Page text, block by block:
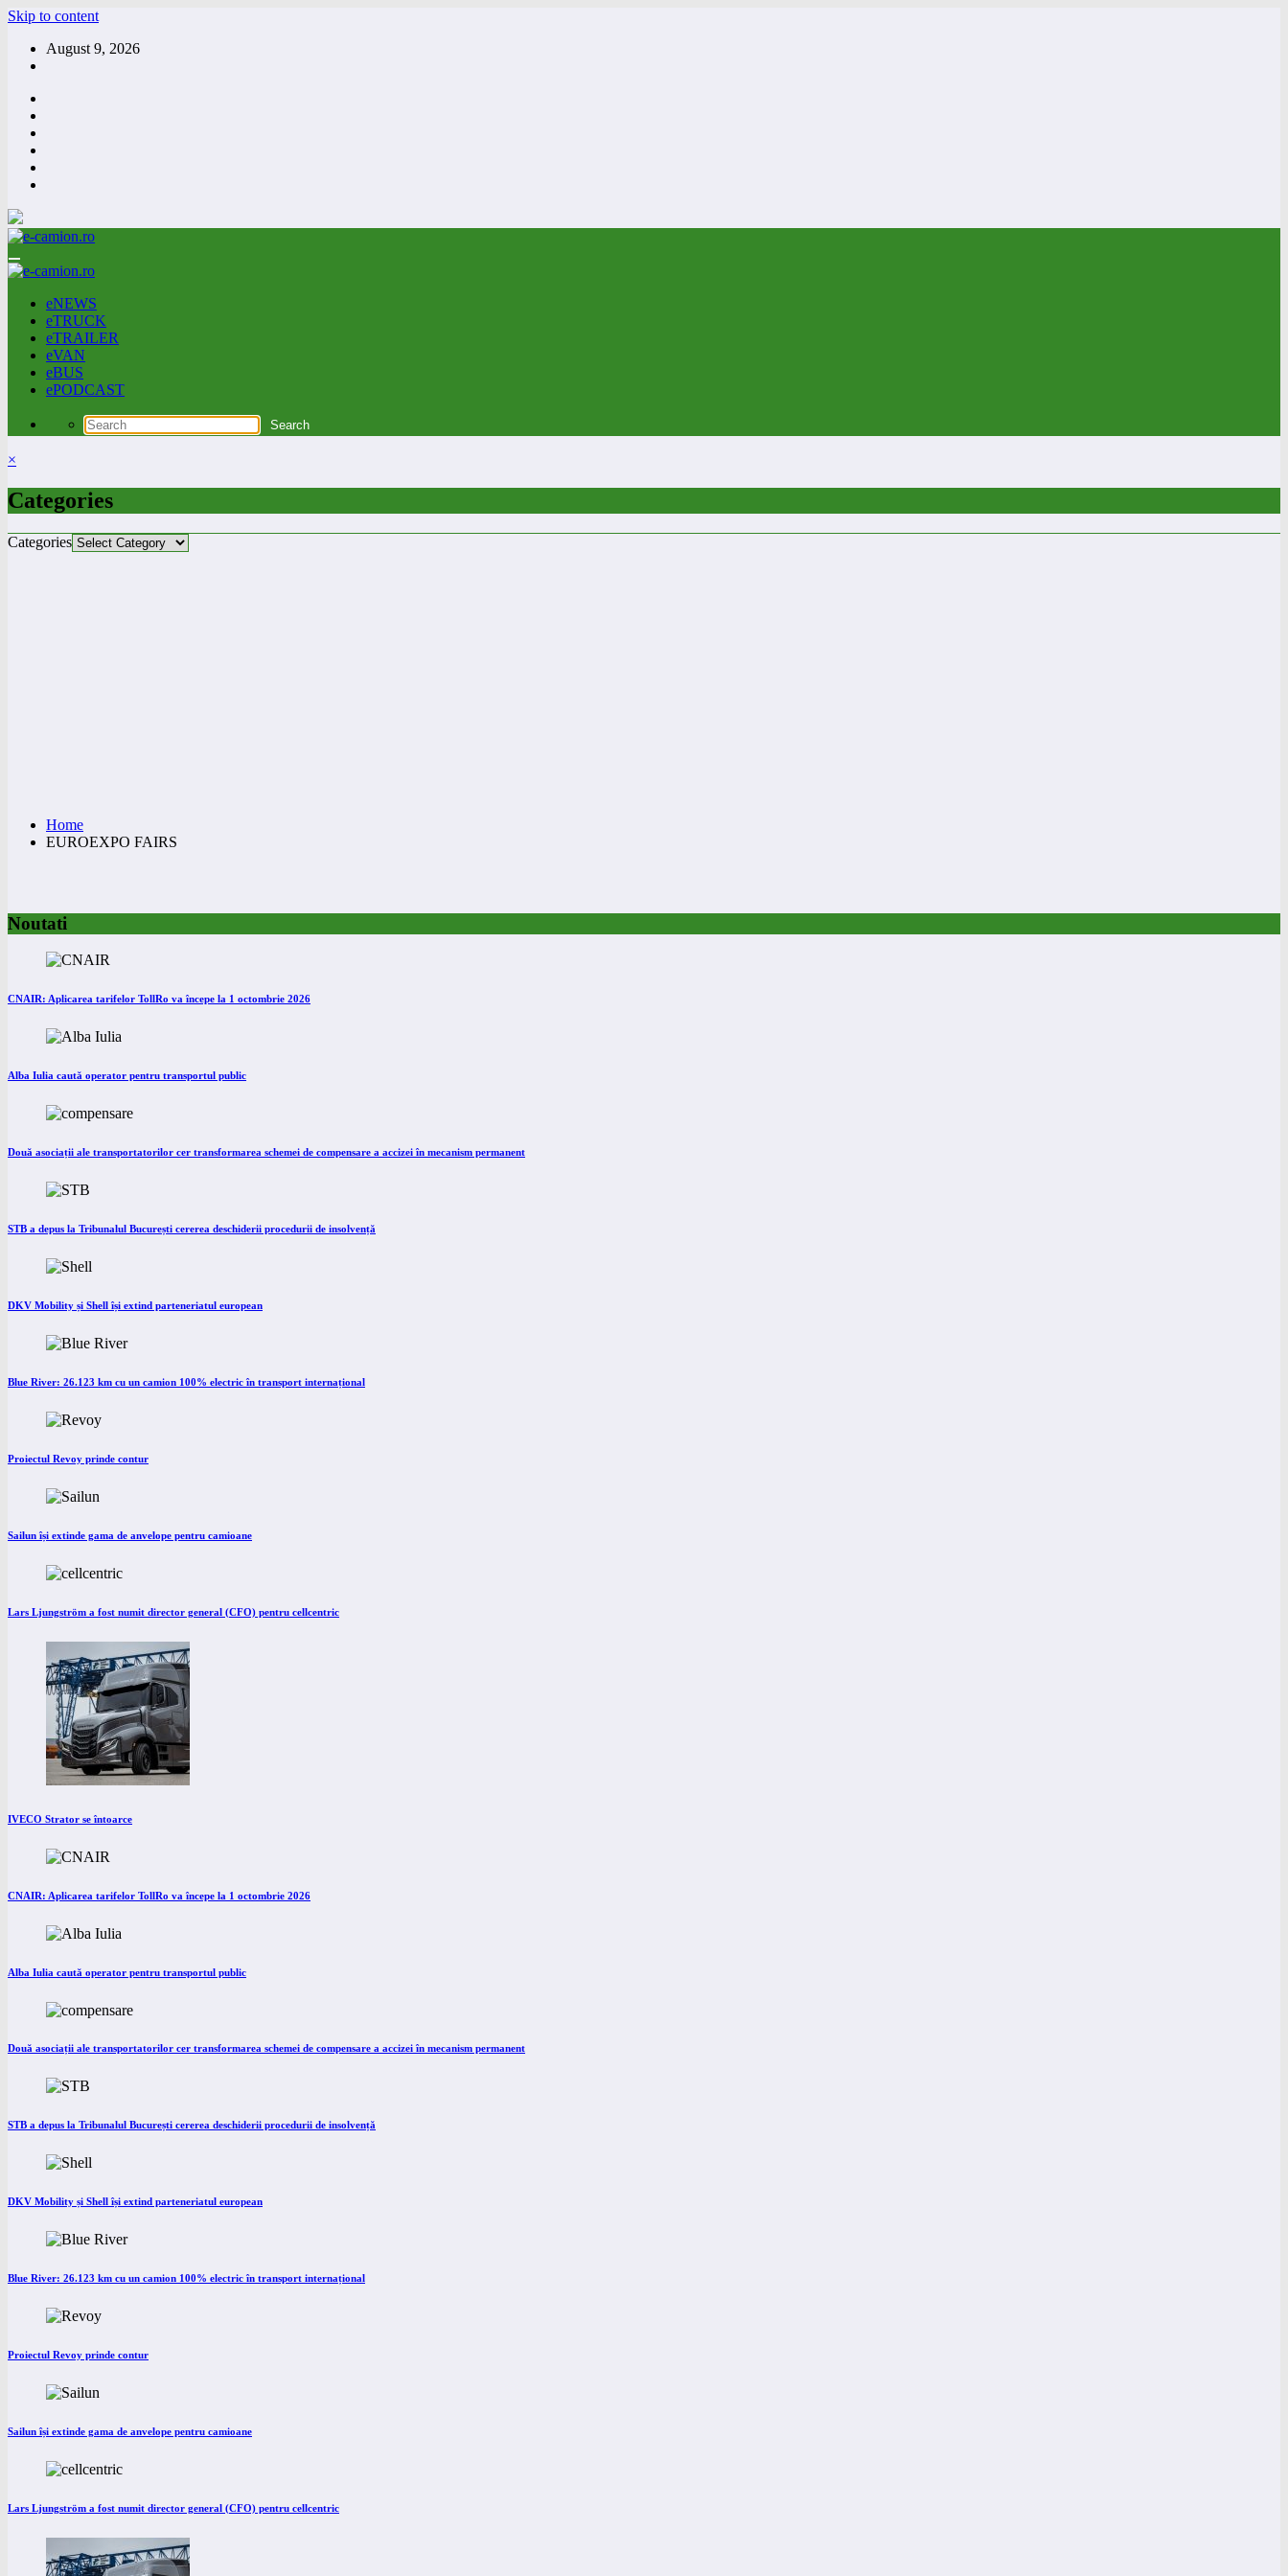
Skip to content
August 9, 2026
eNEWS
eTRUCK
eTRAILER
eVAN
eBUS
ePODCAST
×
Categories
Categories
Home
EUROEXPO FAIRS
Noutati
CNAIR: Aplicarea tarifelor TollRo va începe la 1 octombrie 2026
Alba Iulia caută operator pentru transportul public
Două asociații ale transportatorilor cer transformarea schemei de compensare a accizei în mecanism permanent
STB a depus la Tribunalul București cererea deschiderii procedurii de insolvență
DKV Mobility și Shell își extind parteneriatul european
Blue River: 26.123 km cu un camion 100% electric în transport internațional
Proiectul Revoy prinde contur
Sailun își extinde gama de anvelope pentru camioane
Lars Ljungström a fost numit director general (CFO) pentru cellcentric
IVECO Strator se întoarce
CNAIR: Aplicarea tarifelor TollRo va începe la 1 octombrie 2026
Alba Iulia caută operator pentru transportul public
Două asociații ale transportatorilor cer transformarea schemei de compensare a accizei în mecanism permanent
STB a depus la Tribunalul București cererea deschiderii procedurii de insolvență
DKV Mobility și Shell își extind parteneriatul european
Blue River: 26.123 km cu un camion 100% electric în transport internațional
Proiectul Revoy prinde contur
Sailun își extinde gama de anvelope pentru camioane
Lars Ljungström a fost numit director general (CFO) pentru cellcentric